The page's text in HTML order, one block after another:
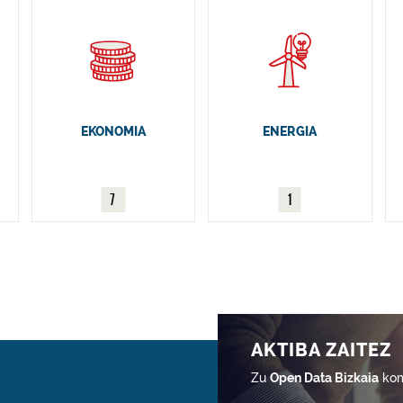
EKONOMIA
7
ENERGIA
1
AKTIBA ZAITEZ
ZuOpen Data Bizkaia